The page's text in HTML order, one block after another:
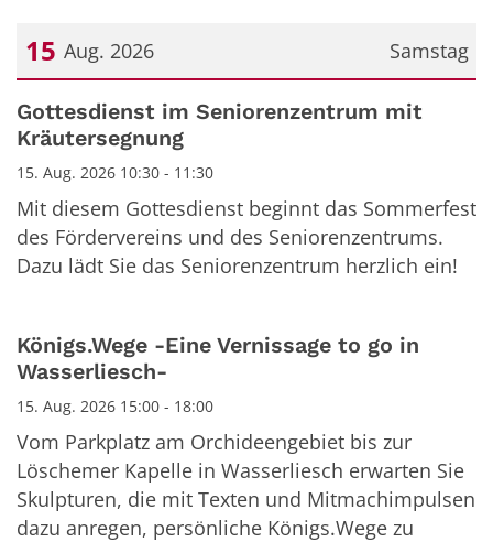
Samstag
15 Aug. 2026
Datum: 15. August 2026
Gottesdienst im Seniorenzentrum mit
Kräutersegnung
15. Aug. 2026 10:30 - 11:30
Mit diesem Gottesdienst beginnt das Sommerfest
des Fördervereins und des Seniorenzentrums.
Dazu lädt Sie das Seniorenzentrum herzlich ein!
Königs.Wege -Eine Vernissage to go in
Wasserliesch-
15. Aug. 2026 15:00 - 18:00
Vom Parkplatz am Orchideengebiet bis zur
Löschemer Kapelle in Wasserliesch erwarten Sie
Skulpturen, die mit Texten und Mitmachimpulsen
dazu anregen, persönliche Königs.Wege zu